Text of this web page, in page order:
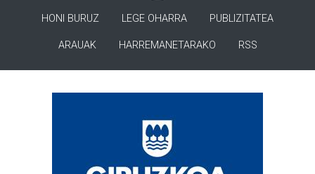
HONI BURUZ LEGE OHARRA PUBLIZITATEA
ARAUAK HARREMANETARAKO RSS